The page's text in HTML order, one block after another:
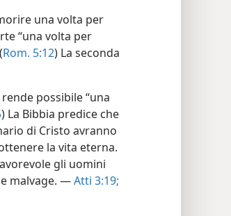
una volta per
“una volta per
Rom. 5:12) La seconda
possibile “una
) La Bibbia predice che
di Cristo avranno
la vita eterna.
gli uomini
malvage. —Atti 3:19;